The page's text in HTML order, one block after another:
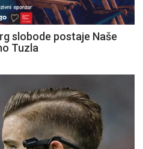
slobode postaje Naše
Tuzla